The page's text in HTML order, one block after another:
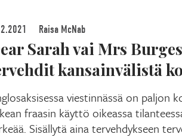
Raisa McNab
Sarah vai Mrs
kansainvälistä
viestinnässä on paljon
fraasin käyttö oikeassa
Sisällytä aina tervehdykseen